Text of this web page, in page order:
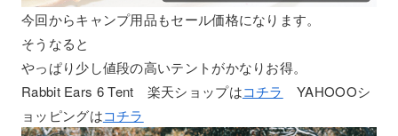
今回からキャンプ用品もセール価格になります。
そうなると
やっぱり少し値段の高いテントがかなりお得。
Rabbit Ears 6 Tent 楽天ショップはコチラ
YAHOOOシ
ョッピングはコチラ